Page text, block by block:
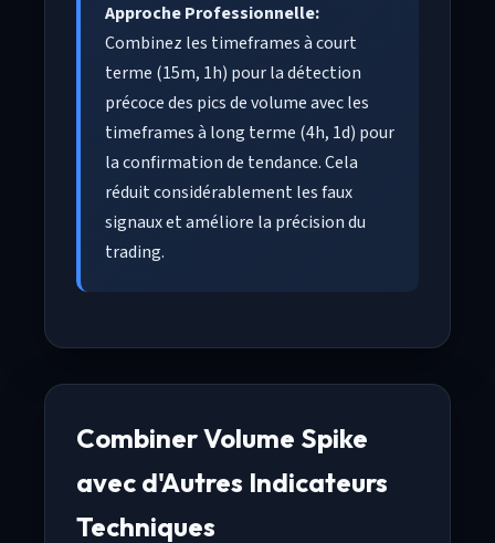
Approche Professionnelle:
Combinez les timeframes à court
terme (15m, 1h) pour la détection
précoce des pics de volume avec les
timeframes à long terme (4h, 1d) pour
la confirmation de tendance. Cela
réduit considérablement les faux
signaux et améliore la précision du
trading.
Combiner Volume Spike
avec d'Autres Indicateurs
Techniques